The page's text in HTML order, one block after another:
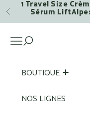
Passer au contenu
Précédent
1 Travel Size
Sérum
Ouvrir la navigation
BOUTIQUE
NOS LIGNES